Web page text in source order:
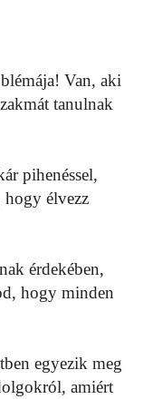
Van, aki
tanulnak
pihenéssel,
hogy élvezz
érdekében,
hogy minden
egyezik meg
amiért